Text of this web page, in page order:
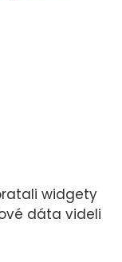
widgety
dáta videli